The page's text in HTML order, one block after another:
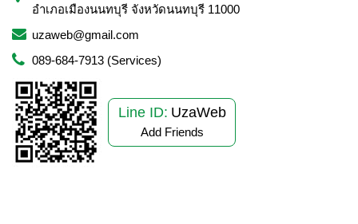
อำเภอเมืองนนทบุรี จังหวัดนนทบุรี 11000
uzaweb@gmail.com
089-684-7913 (Services)
Line ID: UzaWeb
Add Friends